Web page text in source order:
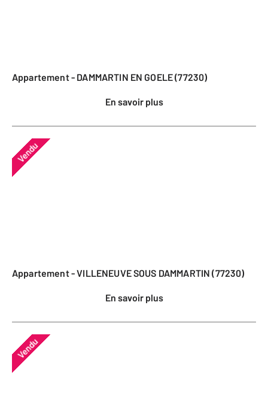
Appartement - DAMMARTIN EN GOELE (77230)
En savoir plus
Vendu
Appartement - VILLENEUVE SOUS DAMMARTIN (77230)
En savoir plus
Vendu